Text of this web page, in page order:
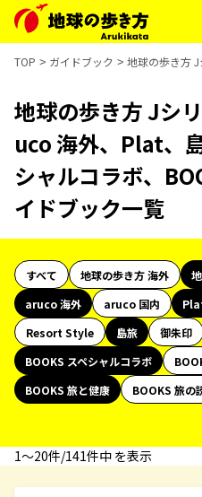
TOP ガイドブック 地球の歩き方
地球の歩き方 Jシ
uco 海外、Plat、
シャルコラボ、
イドブック一覧
すべて 地球の歩き方 海外
aruco 海外
aruco 国内
Resort Style
島旅 御朱印
BOOKS スペシャルコラボ
BOOKS 旅と健康
BOOKS 旅の
1〜20件/141件中 を表示